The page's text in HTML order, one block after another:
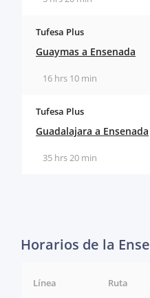
Tufesa Plus
Guaymas a Ensenada
16 hrs 10 min
Tufesa Plus
Guadalajara a Ensenada
35 hrs 20 min
Horarios de la
Línea Ruta